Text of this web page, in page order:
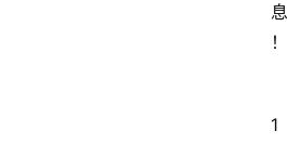
息
！
1